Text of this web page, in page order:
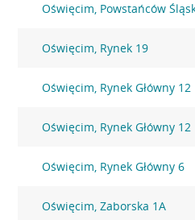
Oświęcim, Powstańców
Oświęcim, Rynek 19
Oświęcim, Rynek Główny 12
Oświęcim, Rynek Główny 12
Oświęcim, Rynek Główny 6
Oświęcim, Zaborska 1A